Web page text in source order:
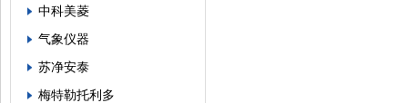
中科美菱
气象仪器
苏净安泰
梅特勒托利多